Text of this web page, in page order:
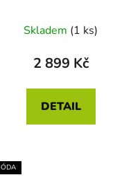
Skladem (1 ks)
2 899 Kč
DETAIL